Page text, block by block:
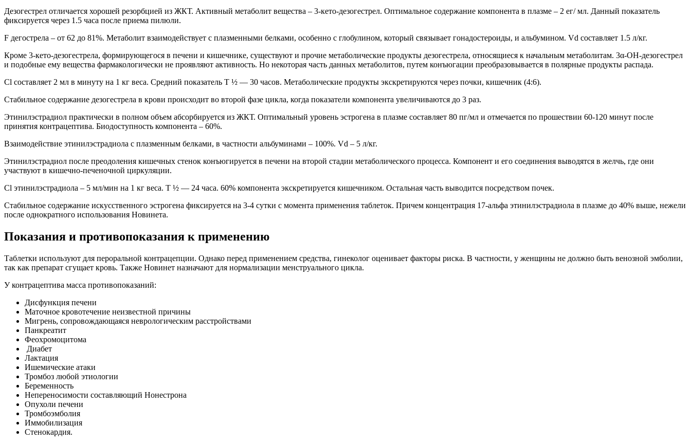
Дезогестрел отличается хорошей резорбцией из ЖКТ. Активный метаболит вещества – 3-кето-дезогестрел. Оптимальное содержание компонента в плазме – 2 ег/ мл. Данный показатель
фиксируется через 1.5 часа после приема пилюли.
F дегострела – от 62 до 81%. Метаболит взаимодействует с плазменными белками, особенно с глобулином, который связывает гонадостероиды, и альбумином. Vd составляет 1.5 л/кг.
Кроме 3-кето-дезогестрела, формирующегося в печени и кишечнике, существуют и прочие метаболические продукты дезогестрела, относящиеся к начальным метаболитам. 3α-ОН-дезогестрел
и подобные ему вещества фармакологически не проявляют активность. Но некоторая часть данных метаболитов, путем конъюгации преобразовывается в полярные продукты распада.
Cl составляет 2 мл в минуту на 1 кг веса. Средний показатель Т ½ — 30 часов. Метаболические продукты экскретируются через почки, кишечник (4:6).
Стабильное содержание дезогестрела в крови происходит во второй фазе цикла, когда показатели компонента увеличиваются до 3 раз.
Этинилэстрадиол практически в полном объем абсорбируется из ЖКТ. Оптимальный уровень эстрогена в плазме составляет 80 пг/мл и отмечается по прошествии 60-120 минут после
принятия контрацептива. Биодоступность компонента – 60%.
Взаимодействие этинилэстрадиола с плазменным белками, в частности альбуминами – 100%. Vd – 5 л/кг.
Этинилэстрадиол после преодоления кишечных стенок конъюгируется в печени на второй стадии метаболического процесса. Компонент и его соединения выводятся в желчь, где они
участвуют в кишечно-печеночной циркуляции.
Cl этинилэстрадиола – 5 мл/мин на 1 кг веса. Т ½ — 24 часа. 60% компонента экскретируется кишечником. Остальная часть выводится посредством почек.
Стабильное содержание искусственного эстрогена фиксируется на 3-4 сутки с момента применения таблеток. Причем концентрация 17-альфа этинилэстрадиола в плазме до 40% выше, нежели
после однократного использования Новинета.
Показания и противопоказания к применению
Таблетки используют для пероральной контрацепции. Однако перед применением средства, гинеколог оценивает факторы риска. В частности, у женщины не должно быть венозной эмболии,
так как препарат сгущает кровь. Также Новинет назначают для нормализации менструального цикла.
У контрацептива масса противопоказаний:
Дисфункция печени
Маточное кровотечение неизвестной причины
Мигрень, сопровождающаяся неврологическим расстройствами
Панкреатит
Феохромоцитома
Диабет
Лактация
Ишемические атаки
Тромбоз любой этиологии
Беременность
Непереносимости составляющий Нонестрона
Опухоли печени
Тромбоэмболия
Иммобилизация
Стенокардия.